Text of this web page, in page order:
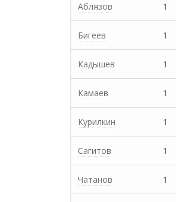
Аблязов 1
Бигеев 1
Кадышев 1
Камаев 1
Курилкин 1
Сагитов 1
Чатанов 1